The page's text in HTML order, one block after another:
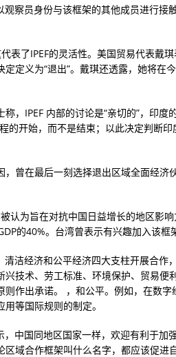
察员身份与该框架的其他成员进行接
表了IPEF的灵活性。美国贸易代表戴
定义为“退出”。戴琪还透露，她将在
，IPEF 内部的讨论是“亲切的”，印度
的开始，而不是结束；以此决定判断
曾在最后一刻选择退出区域全面经济
认为旨在对抗中国日益增长的地区影
的40%。台湾曾表示有兴趣加入该框
洁经济和公平经济四大支柱开展合作
技术、劳工标准、环境保护、贸易便
作出承诺。 ，和公平。例如，在数字
等国际规则的制定。
中国同地区国家一样，欢迎有利于加
域合作框架叫什么名字，都应该促进